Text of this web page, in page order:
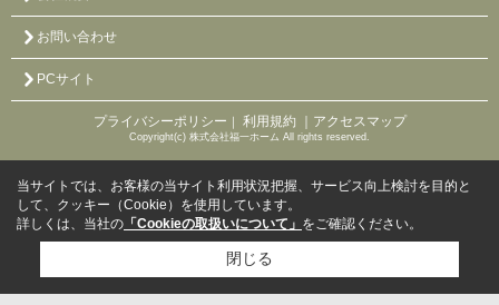
お問い合わせ
PCサイト
プライバシーポリシー ｜ 利用規約 ｜アクセスマップ
Copyright(c) 株式会社福一ホーム All rights reserved.
当サイトでは、お客様の当サイト利用状況把握、サービス向上検討を目的と
して、クッキー（Cookie）を使用しています。
詳しくは、当社の 「Cookieの取扱いについて」 をご確認ください。
閉じる